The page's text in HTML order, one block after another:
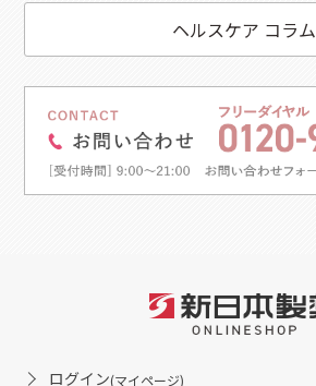
ヘルスケア コラム
ログイン(マイページ)